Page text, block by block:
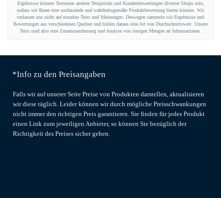
Ergebnisse können Testnoten anderer Testportale und Kundenbewertungen diverser Shops sein,
sodass wir Ihnen eine umfassende und wahrheitsgemäße Produktbewertung bieten können. Wir
verlassen uns nicht auf einzelne Tests und Meinungen. Deswegen sammeln wir Ergebnisse und
Bewertungen aus verschiedenen Quellen und bilden daraus eine Art von Durchschnittswert. Unsere
Tests sind also eine Zusammenfassung und Analyse von riesigen Mengen an Informationen.
*Info zu den Preisangaben
Falls wir auf unserer Seite Preise von Produkten darstellen, aktualisieren
wir diese täglich. Leider können wir durch mögliche Preisschwankungen
nicht immer den richtigen Preis garantieren. Sie finden für jedes Produkt
einen Link zum jeweiligen Anbieter, so können Sie bezüglich der
Richtigkeit des Preises sicher gehen.